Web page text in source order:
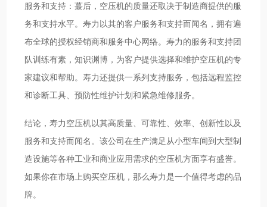
服务和支持：蕞后，空压机的质量还取决于制造商提供的服
务和支持水平。寿力以其的客户服务和支持而闻名，拥有遍
布全球的授权经销商和服务中心网络。寿力的服务和支持团
队训练有素，知识渊博，为客户提供选择和维护空压机的专
家建议和帮助。寿力还提供一系列支持服务，包括远程监控
和诊断工具、预防性维护计划和紧急维修服务。
结论，寿力空压机以其高质量、可靠性、效率、创新性以及
服务和支持而闻名。该公司在生产满足从小型车间到大型制
造设施等各种工业和商业应用需求的空压机方面享有盛誉。
如果你在市场上购买空压机，那么寿力是一个值得考虑的品
牌。